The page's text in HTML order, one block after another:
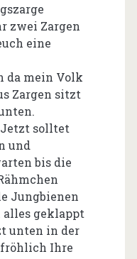
zwei Zargen
eine
da mein Volk
Zargen sitzt
Jetzt solltet
und
bis die
Jungbienen
geklappt
unten in der
fröhlich Ihre